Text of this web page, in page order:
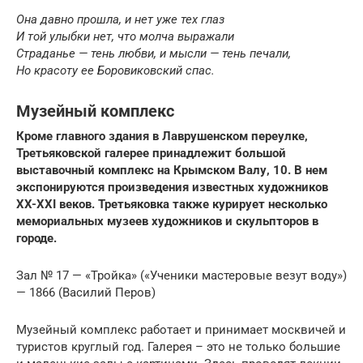
Она давно прошла, и нет уже тех глаз
И той улыбки нет, что молча выражали
Страданье — тень любви, и мысли — тень печали,
Но красоту ее Боровиковский спас.
Музейный комплекс
Кроме главного здания в Лаврушенском переулке,
Третьяковской галерее принадлежит большой
выставочный комплекс на Крымском Валу, 10. В нем
экспонируются произведения известных художников
XX-XXI веков. Третьяковка также курирует несколько
мемориальных музеев художников и скульпторов в
городе.
Зал № 17 — «Тройка» («Ученики мастеровые везут воду»)
— 1866 (Василий Перов)
Музейный комплекс работает и принимает москвичей и
туристов круглый год. Галерея – это не только большие